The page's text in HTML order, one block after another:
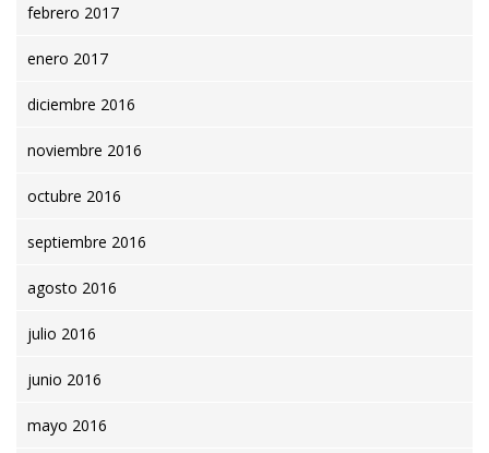
febrero 2017
enero 2017
diciembre 2016
noviembre 2016
octubre 2016
septiembre 2016
agosto 2016
julio 2016
junio 2016
mayo 2016